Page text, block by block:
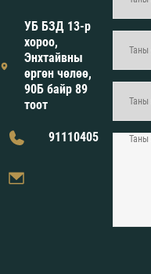
УБ БЗД 13-р
хороо,
Энхтайвны
өргөн чөлөө,
90Б байр 89
тоот
91110405